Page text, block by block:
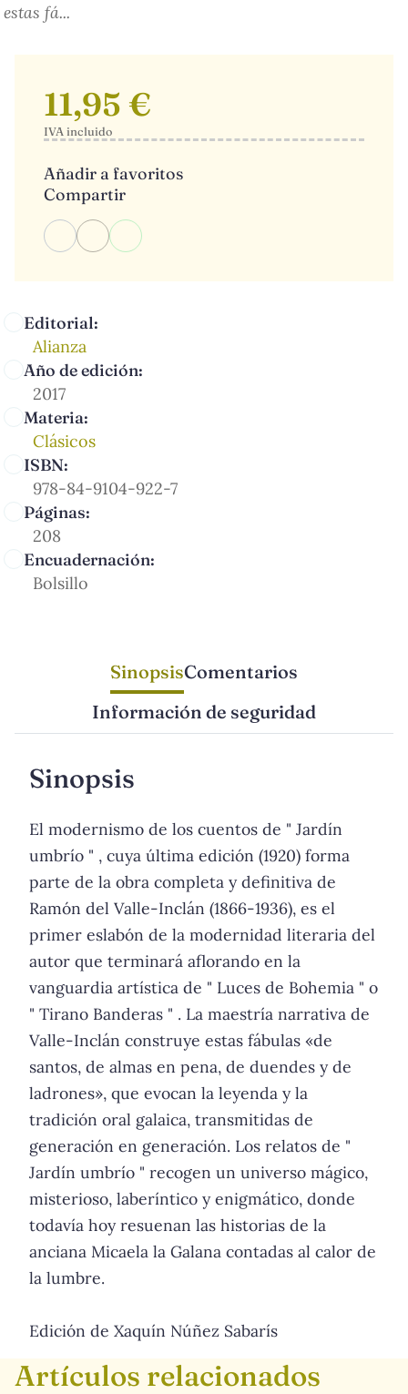
estas fá...
Editorial:
Alianza
Año de edición:
2017
Materia:
Clásicos
ISBN:
978-84-9104-922-7
Páginas:
208
Encuadernación:
Bolsillo
11,95 €
IVA incluido
Añadir a favoritos
Compartir
SinopsisComentarios
Información de seguridad
Sinopsis
El modernismo de los cuentos de " Jardín
umbrío " , cuya última edición (1920) forma
parte de la obra completa y definitiva de
Ramón del Valle-Inclán (1866-1936), es el
primer eslabón de la modernidad literaria del
autor que terminará aflorando en la
vanguardia artística de " Luces de Bohemia " o
" Tirano Banderas " . La maestría narrativa de
Valle-Inclán construye estas fábulas «de
santos, de almas en pena, de duendes y de
ladrones», que evocan la leyenda y la
tradición oral galaica, transmitidas de
generación en generación. Los relatos de "
Jardín umbrío " recogen un universo mágico,
misterioso, laberíntico y enigmático, donde
todavía hoy resuenan las historias de la
anciana Micaela la Galana contadas al calor de
la lumbre.
Edición de Xaquín Núñez Sabarís
Artículos relacionados